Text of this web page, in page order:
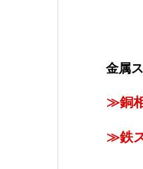
金属ス
≫銅
≫鉄